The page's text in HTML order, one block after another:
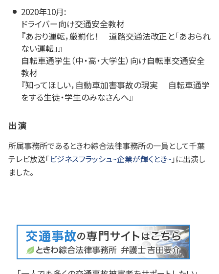
2020年10月:
ドライバー向け交通安全教材
『あおり運転，厳罰化！ 道路交通法改正と「あおられ
ない運転」』
自転車通学生（中・高・大学生）向け自転車交通安全
教材
『知ってほしい，自動車加害事故の現実 自転車通学
をする生徒・学生のみなさんへ』
出演
所属事務所であるときわ綜合法律事務所の一員として千葉
テレビ放送「ビジネスフラッシュ~企業が輝くとき~ 」に出演し
ました。